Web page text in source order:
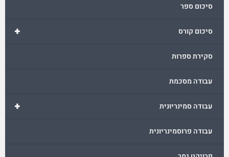
סיכום ספר
+ סיכום קורס
סקירת ספרות
עבודה מסכמת
+ עבודה סמינריונית
עבודה פרוסמינריונית